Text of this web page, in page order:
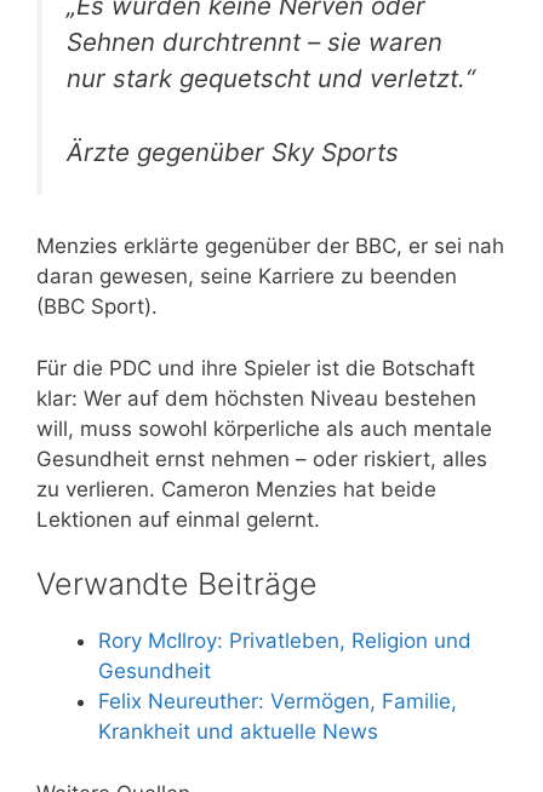
Sehnen durchtrennt – sie waren
nur stark gequetscht und verletzt.“
Ärzte gegenüber Sky Sports
Menzies erklärte gegenüber der BBC, er sei nah
daran gewesen, seine Karriere zu beenden
(BBC Sport).
Für die PDC und ihre Spieler ist die Botschaft
klar: Wer auf dem höchsten Niveau bestehen
will, muss sowohl körperliche als auch mentale
Gesundheit ernst nehmen – oder riskiert, alles
zu verlieren. Cameron Menzies hat beide
Lektionen auf einmal gelernt.
Verwandte Beiträge
Rory McIlroy: Privatleben, Religion und
Gesundheit
Felix Neureuther: Vermögen, Familie,
Krankheit und aktuelle News